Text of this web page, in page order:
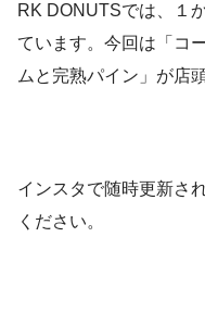
RK DONUTSでは、１
ています。今回は「コ
ムと完熟パイン」が店
インスタで随時更新さ
ください。